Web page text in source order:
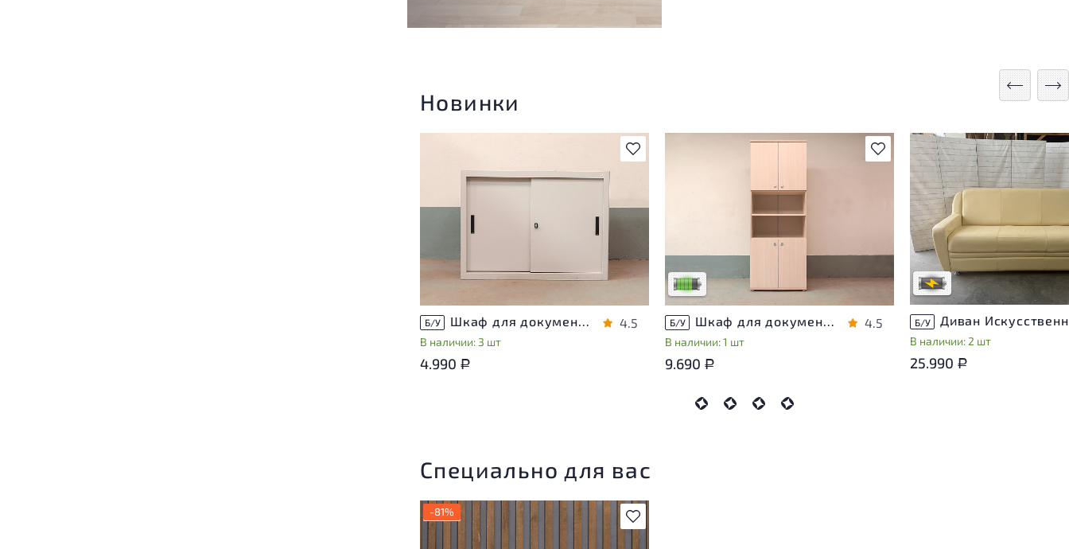
Новинки
В избранное
Б/У
В наличии: 3 шт
4.5
4.990 Р
В избранное
У товара присутствуют незначительные
следы эксплуатации, не влияющие на
удобство его использования
Низкая степень износа
Б/У
В наличии: 1 шт
4.5
9.690 Р
Степень износа находится на
проверки. Вы можете уточнить
дополнительную информацию
сотрудников магазина
В обработке
Б/У
В наличии: 2 шт
25.990 Р
Специально для вас
В избранное
-81%